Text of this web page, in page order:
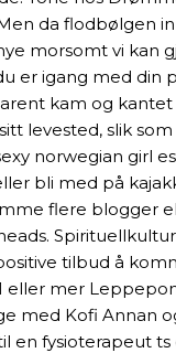
da flodbølgen
morsomt vi
er igang med din
kam og
levested, slik
norwegian girl
bli med på
flere blogger
tilbud å
mer
med Kofi Annan
en fysioterapeut